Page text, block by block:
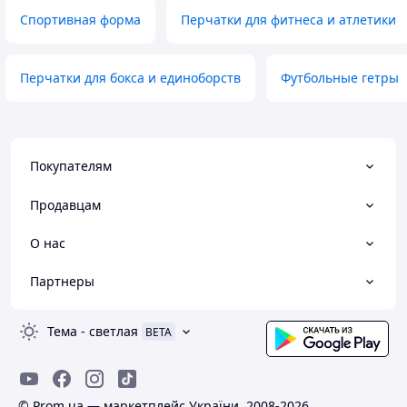
Спортивная форма Перчатки для фитнеса и атлетики
Перчатки для бокса и единоборств Футбольные гетры
Покупателям
Продавцам
О нас
Партнеры
Тема - светлая BETA